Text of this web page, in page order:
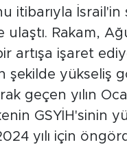
itibarıyla
ulaştı. Rakam,
artışa işaret
şekilde yükseliş
geçen yılın
GSYİH'sinin
2024 yılı için